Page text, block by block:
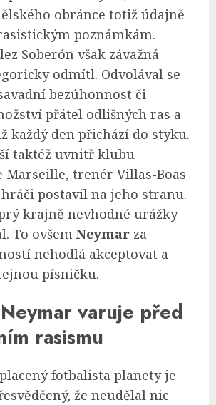
obránce totiž údajně
poznámkám.
Soberón však závažná
odmítl. Odvolával se
bezúhonnost či
přátel odlišných ras a
každý den přichází do styku.
taktéž uvnitř klubu
Marseille, trenér Villas-Boas
hráči postavil na jeho stranu.
krajně nevhodné urážky
To ovšem Neymar za
nehodlá akceptovat a
písničku.
varuje před
rasismu
fotbalista planety je
že neudělal nic